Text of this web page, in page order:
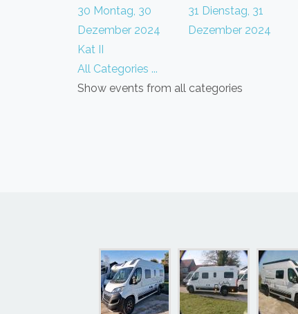
30 Montag, 30
Dezember 2024
31 Dienstag, 31
Dezember 2024
Kat II
All Categories ...
Show events from all categories